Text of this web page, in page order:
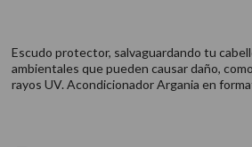
Escudo protector, salvaguardando tu
ambientales que pueden causar daño,
rayos UV. Acondicionador Argania en
9. acondicionador